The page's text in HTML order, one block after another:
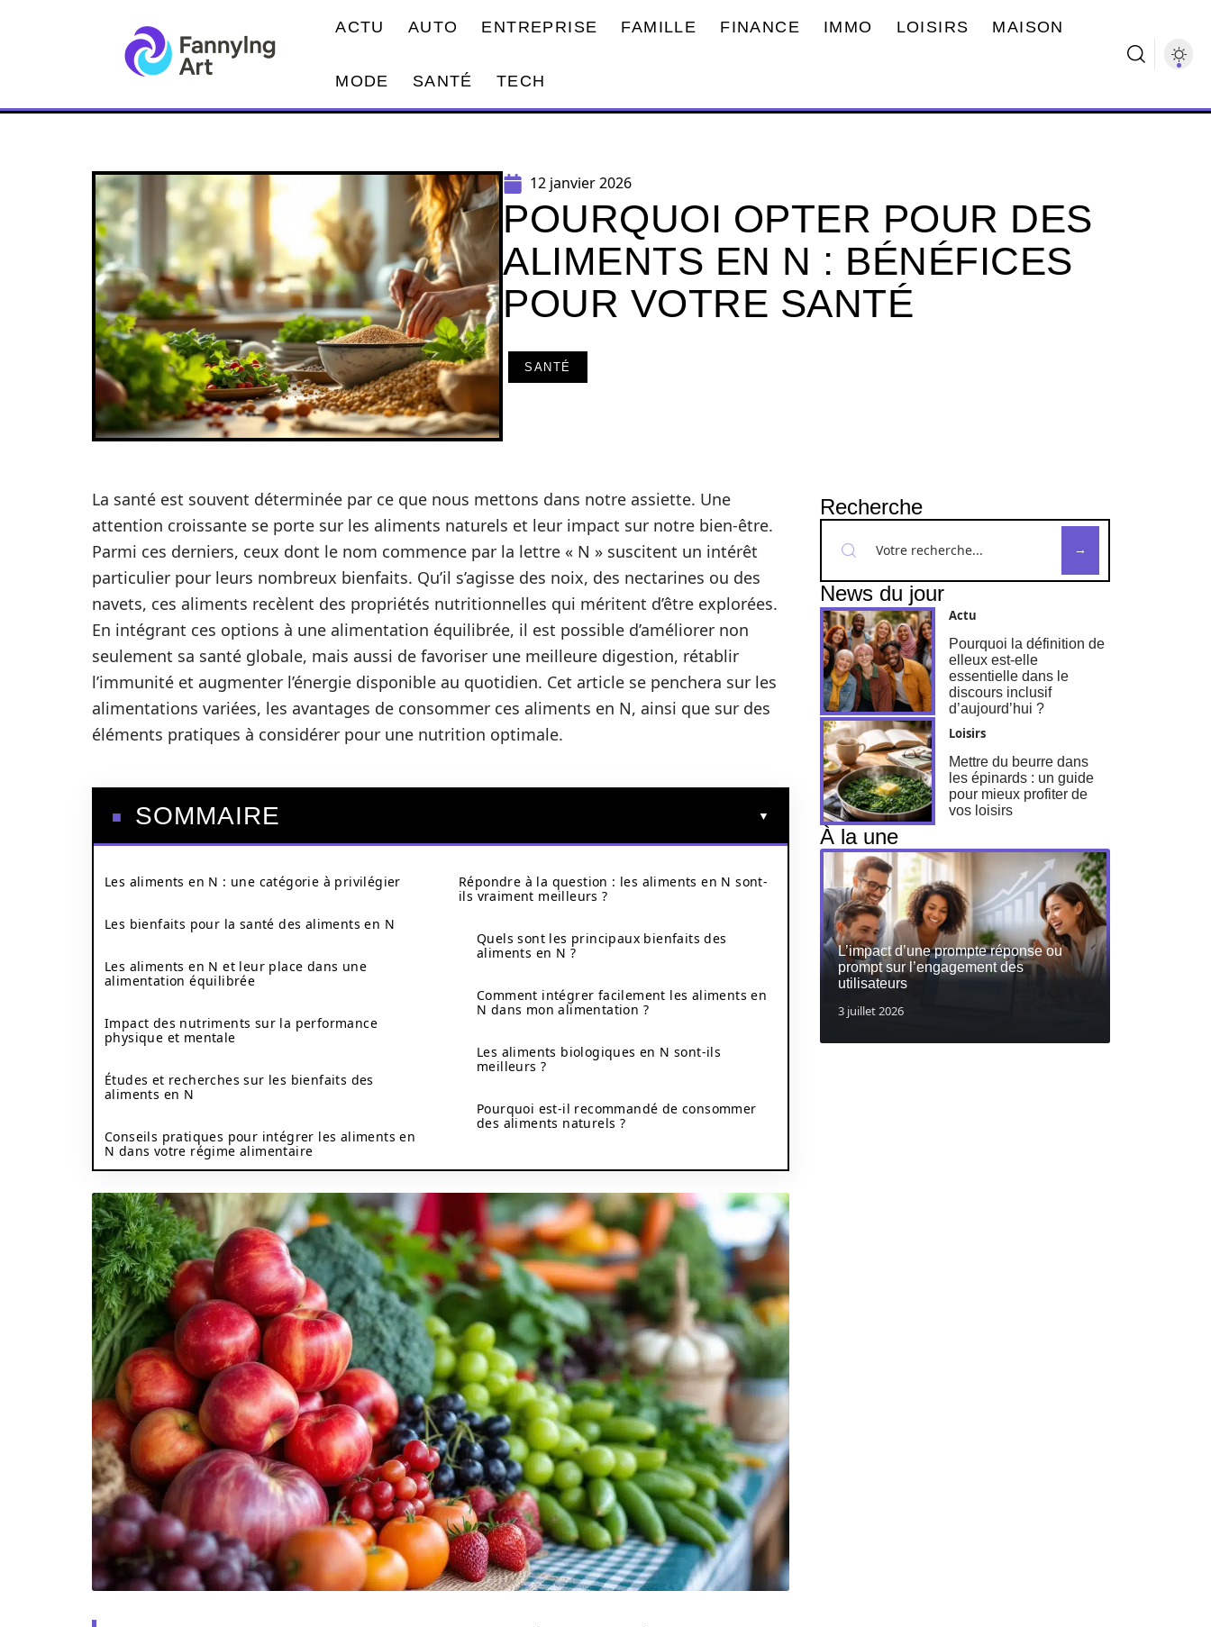
ACTU AUTO ENTREPRISE FAMILLE FINANCE IMMO LOISIRS MAISON
MODE SANTÉ TECH
12 janvier 2026
POURQUOI OPTER POUR DES
ALIMENTS EN N : BÉNÉFICES
POUR VOTRE SANTÉ
SANTÉ
La santé est souvent déterminée par ce que nous mettons dans notre assiette. Une
attention croissante se porte sur les aliments naturels et leur impact sur notre bien-être.
Parmi ces derniers, ceux dont le nom commence par la lettre « N » suscitent un intérêt
particulier pour leurs nombreux bienfaits. Qu’il s’agisse des noix, des nectarines ou des
navets, ces aliments recèlent des propriétés nutritionnelles qui méritent d’être explorées.
En intégrant ces options à une alimentation équilibrée, il est possible d’améliorer non
seulement sa santé globale, mais aussi de favoriser une meilleure digestion, rétablir
l’immunité et augmenter l’énergie disponible au quotidien. Cet article se penchera sur les
alimentations variées, les avantages de consommer ces aliments en N, ainsi que sur des
éléments pratiques à considérer pour une nutrition optimale.
SOMMAIRE
Les aliments en N : une catégorie à privilégier
Les bienfaits pour la santé des aliments en N
Les aliments en N et leur place dans une
alimentation équilibrée
Impact des nutriments sur la performance
physique et mentale
Études et recherches sur les bienfaits des
aliments en N
Conseils pratiques pour intégrer les aliments en
N dans votre régime alimentaire
Répondre à la question : les aliments en N sont-
ils vraiment meilleurs ?
Quels sont les principaux bienfaits des
aliments en N ?
Comment intégrer facilement les aliments en
N dans mon alimentation ?
Les aliments biologiques en N sont-ils
meilleurs ?
Pourquoi est-il recommandé de consommer
des aliments naturels ?
Recherche
News du jour
Actu
Pourquoi la définition de
elleux est-elle
essentielle dans le
discours inclusif
d’aujourd’hui ?
Loisirs
Mettre du beurre dans
les épinards : un guide
pour mieux profiter de
vos loisirs
À la une
L’impact d’une prompte réponse ou
prompt sur l’engagement des
utilisateurs
3 juillet 2026